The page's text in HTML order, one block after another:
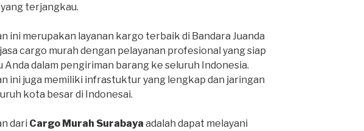
terjangkau.
ini merupakan layanan kargo terbaik di Bandara Juanda
cargo murah dengan pelayanan profesional yang siap
Anda dalam pengiriman barang ke seluruh Indonesia.
ini juga memiliki infrastuktur yang lengkap dan jaringan
kota besar di Indonesai.
dari Cargo Murah Surabaya adalah dapat melayani